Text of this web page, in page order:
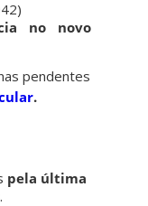
no novo
pendentes
.
pela última
.